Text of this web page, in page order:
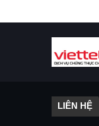
LIÊN HỆ